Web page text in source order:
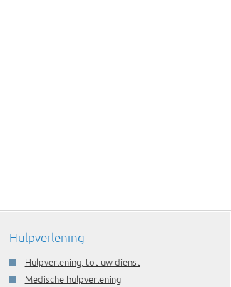
Hulpverlening
Hulpverlening, tot uw dienst
Medische hulpverlening